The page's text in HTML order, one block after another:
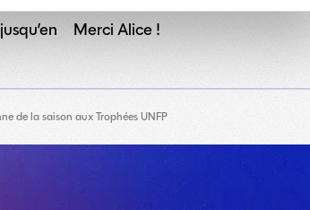
Merci Alice !
de la saison aux Trophées UNFP